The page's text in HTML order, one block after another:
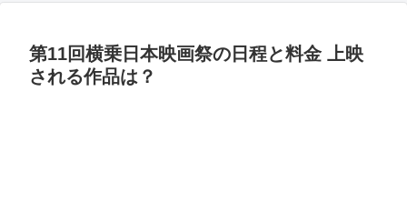
第11回横乗日本映画祭の日程と料金 上映
される作品は？